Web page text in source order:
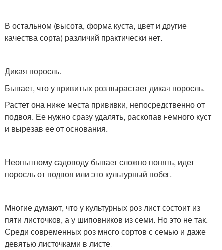
В остальном (высота, форма куста, цвет и другие
качества сорта) ​различий практически нет.
Дикая поросль.
Бывает, что у привитых роз вырастает дикая поросль.
Растет она ниже места прививки, непосредственно от
подвоя. Ее нужно сразу удалять, раскопав немного куст
и вырезав ее от основания.
Неопытному садоводу бывает сложно понять, идет
поросль от подвоя или это культурный побег.
Многие думают, что у культурных роз лист состоит из
пяти листочков, а у шиповников из семи. Но это не так.
Среди современных роз много сортов с семью и даже
девятью листочками в листе.